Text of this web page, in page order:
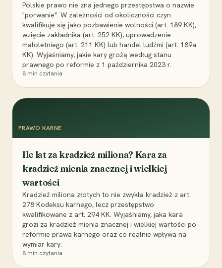
Polskie prawo nie zna jednego przestępstwa o nazwie
"porwanie". W zależności od okoliczności czyn
kwalifikuje się jako pozbawienie wolności (art. 189 KK),
wzięcie zakładnika (art. 252 KK), uprowadzenie
małoletniego (art. 211 KK) lub handel ludźmi (art. 189a
KK). Wyjaśniamy, jakie kary grożą według stanu
prawnego po reformie z 1 października 2023 r.
8 min czytania
PRAWO KARNE
Ile lat za kradzież miliona? Kara za
kradzież mienia znacznej i wielkiej
wartości
Kradzież miliona złotych to nie zwykła kradzież z art.
278 Kodeksu karnego, lecz przestępstwo
kwalifikowane z art. 294 KK. Wyjaśniamy, jaka kara
grozi za kradzież mienia znacznej i wielkiej wartości po
reformie prawa karnego oraz co realnie wpływa na
wymiar kary.
8 min czytania